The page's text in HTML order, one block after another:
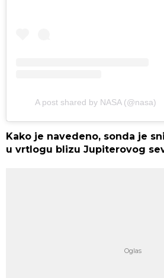
A post shared by NASA (@nasa)
Kako je navedeno, sonda je
u vrtlogu blizu Jupiterovog